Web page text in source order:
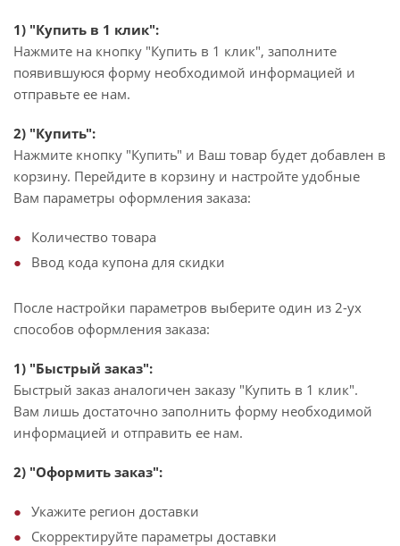
1) "Купить в 1 клик":
Нажмите на кнопку "Купить в 1 клик", заполните
появившуюся форму необходимой информацией и
отправьте ее нам.
2) "Купить":
Нажмите кнопку "Купить" и Ваш товар будет добавлен в
корзину. Перейдите в корзину и настройте удобные
Вам параметры оформления заказа:
Количество товара
Ввод кода купона для скидки
После настройки параметров выберите один из 2-ух
способов оформления заказа:
1) "Быстрый заказ":
Быстрый заказ аналогичен заказу "Купить в 1 клик".
Вам лишь достаточно заполнить форму необходимой
информацией и отправить ее нам.
2) "Оформить заказ":
Укажите регион доставки
Скорректируйте параметры доставки